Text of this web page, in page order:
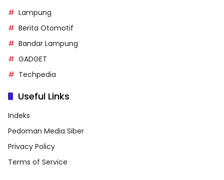
Lampung
Berita Otomotif
Bandar Lampung
GADGET
Techpedia
Useful Links
Indeks
Pedoman Media Siber
Privacy Policy
Terms of Service